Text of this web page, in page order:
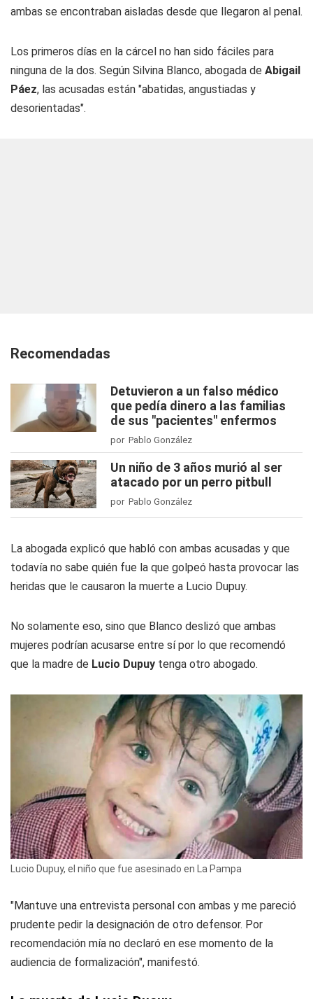
ambas se encontraban aisladas desde que llegaron al penal.
Los primeros días en la cárcel no han sido fáciles para
ninguna de la dos. Según Silvina Blanco, abogada de Abigail
Páez, las acusadas están "abatidas, angustiadas y
desorientadas".
Recomendadas
Detuvieron a un falso médico
que pedía dinero a las familias
de sus "pacientes" enfermos
por Pablo González
Un niño de 3 años murió al ser
atacado por un perro pitbull
por Pablo González
La abogada explicó que habló con ambas acusadas y que
todavía no sabe quién fue la que golpeó hasta provocar las
heridas que le causaron la muerte a Lucio Dupuy.
No solamente eso, sino que Blanco deslizó que ambas
mujeres podrían acusarse entre sí por lo que recomendó
que la madre de Lucio Dupuy tenga otro abogado.
Lucio Dupuy, el niño que fue asesinado en La Pampa
"Mantuve una entrevista personal con ambas y me pareció
prudente pedir la designación de otro defensor. Por
recomendación mía no declaró en ese momento de la
audiencia de formalización", manifestó.